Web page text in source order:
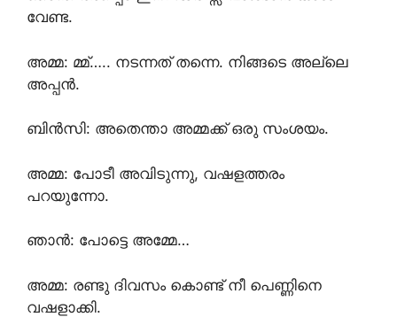
വേണ്ട.
അമ്മ: മ്മ്….. നടന്നത് തന്നെ. നിങ്ങടെ അല്ലെ
അപ്പൻ.
ബിൻസി: അതെന്താ അമ്മക്ക് ഒരു സംശയം.
അമ്മ: പോടീ അവിടുന്നു, വഷളത്തരം
പറയുന്നോ.
ഞാൻ: പോട്ടെ അമ്മേ…
അമ്മ: രണ്ടു ദിവസം കൊണ്ട് നീ പെണ്ണിനെ
വഷളാക്കി.